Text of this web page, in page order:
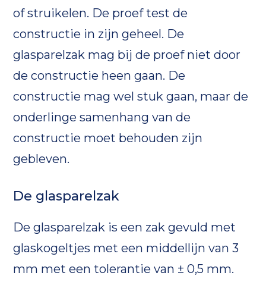
of struikelen. De proef test de
constructie in zijn geheel. De
glasparelzak mag bij de proef niet door
de constructie heen gaan. De
constructie mag wel stuk gaan, maar de
onderlinge samenhang van de
constructie moet behouden zijn
gebleven.
De glasparelzak
De glasparelzak is een zak gevuld met
glaskogeltjes met een middellijn van 3
mm met een tolerantie van ± 0,5 mm.